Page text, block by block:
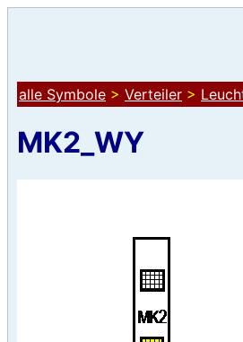
alle Symbole > Verteiler >
MK2_WY